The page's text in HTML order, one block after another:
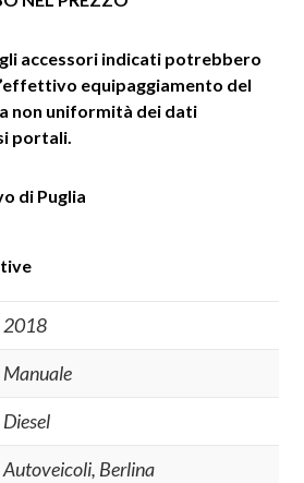
accessori indicati potrebbero
equipaggiamento del
non uniformità dei dati
portali.
di Puglia
2018
Manuale
Diesel
Autoveicoli, Berlina